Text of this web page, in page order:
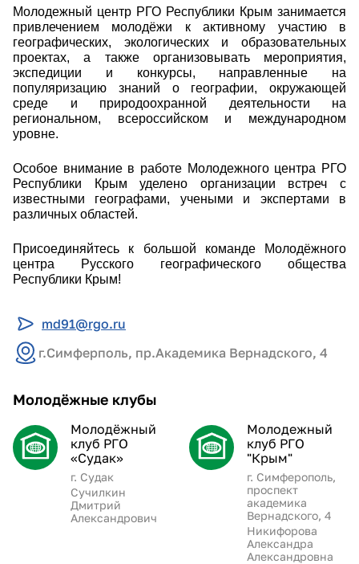
Молодежный центр РГО Республики Крым занимается
привлечением молодёжи к активному участию в
географических, экологических и образовательных
проектах, а также организовывать мероприятия,
экспедиции и конкурсы, направленные на
популяризацию знаний о географии, окружающей
среде и природоохранной деятельности на
региональном, всероссийском и международном
уровне.
Особое внимание в работе Молодежного центра РГО
Республики Крым уделено организации встреч с
известными географами, учеными и экспертами в
различных областей.
Присоединяйтесь к большой команде Молодёжного
центра Русского географического общества
Республики Крым!
md91@rgo.ru
г.Симферполь, пр.Академика Вернадского, 4
Молодёжные клубы
Молодёжный
клуб РГО
«Судак»
г. Судак
Сучилкин
Дмитрий
Александрович
Молодежный
клуб РГО
"Крым"
г. Симферополь,
проспект
академика
Вернадского, 4
Никифорова
Александра
Александровна